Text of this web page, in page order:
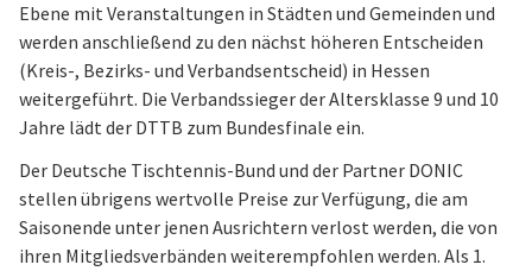
Ebene mit Veranstaltungen in Städten und Gemeinden und
werden anschließend zu den nächst höheren Entscheiden
(Kreis-, Bezirks- und Verbandsentscheid) in Hessen
weitergeführt. Die Verbandssieger der Altersklasse 9 und 10
Jahre lädt der DTTB zum Bundesfinale ein.
Der Deutsche Tischtennis-Bund und der Partner DONIC
stellen übrigens wertvolle Preise zur Verfügung, die am
Saisonende unter jenen Ausrichtern verlost werden, die von
ihren Mitgliedsverbänden weiterempfohlen werden. Als 1.